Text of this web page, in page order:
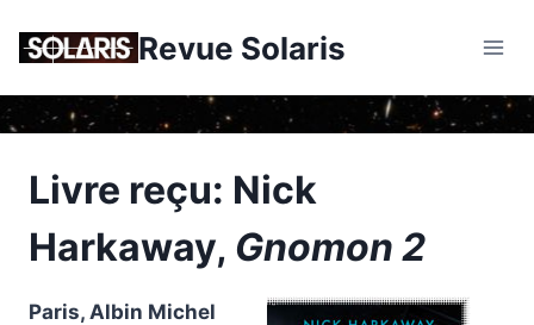
Revue Solaris
Livre reçu: Nick
Harkaway, Gnomon 2
Paris, Albin Michel